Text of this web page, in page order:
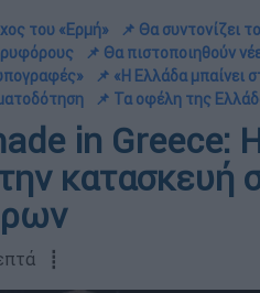
του «Ερμή» 📌 Θα συντονίζει
📌 Θα πιστοποιηθούν
📌 «Η Ελλάδα μπαίνει
📌 Τα οφέλη της
in Greece:
κατασκευή
┋